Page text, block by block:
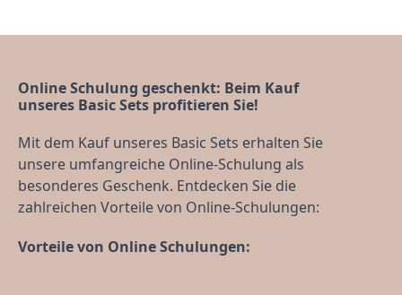
Online Schulung geschenkt: Beim Kauf
unseres Basic Sets profitieren Sie!
Mit dem Kauf unseres Basic Sets erhalten Sie
unsere umfangreiche Online-Schulung als
besonderes Geschenk. Entdecken Sie die
zahlreichen Vorteile von Online-Schulungen:
Vorteile von Online Schulungen: